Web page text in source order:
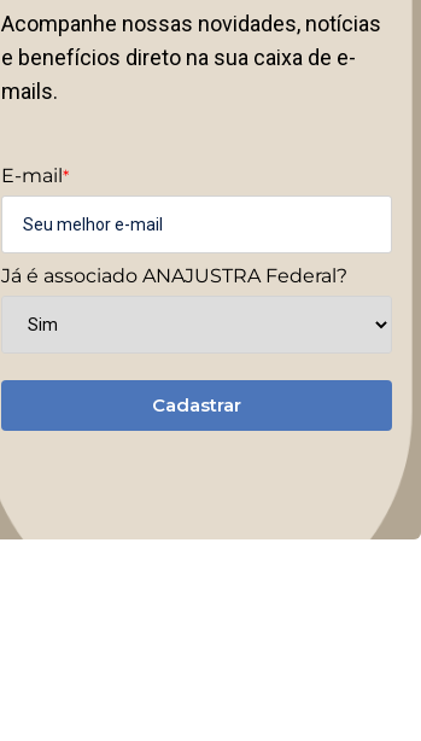
Acompanhe nossas novidades, notícias
e benefícios direto na sua caixa de e-
mails.
E-mail *
Já é associado ANAJUSTRA Federal?
Cadastrar